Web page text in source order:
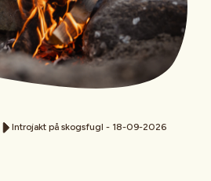
Introjakt på skogsfugl - 18-09-2026